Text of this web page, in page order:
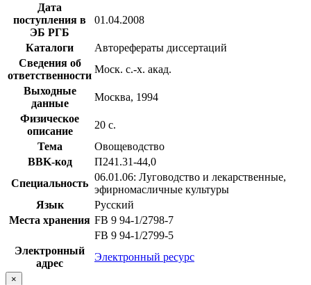
Дата
поступления в
ЭБ РГБ
01.04.2008
Каталоги
Авторефераты диссертаций
Сведения об
ответственности
Моск. с.-х. акад.
Выходные
данные
Москва, 1994
Физическое
описание
20 с.
Тема
Овощеводство
BBK-код
П241.31-44,0
Специальность
06.01.06: Луговодство и лекарственные,
эфирномасличные культуры
Язык
Русский
Места хранения FB 9 94-1/2798-7
FB 9 94-1/2799-5
Электронный
адрес
Электронный ресурс
×